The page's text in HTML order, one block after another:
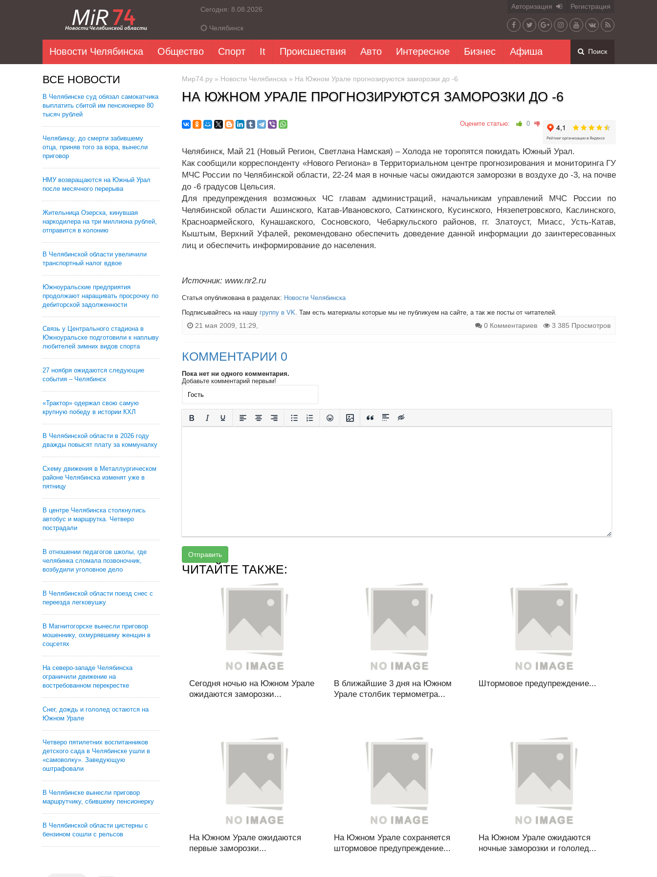
Сегодня: 8.08.2026
Челябинск
Авторизация Регистрация
Новости Челябинска Общество Спорт It Происшествия Авто Интересное Бизнес Афиша Поиск
ВСЕ НОВОСТИ
В Челябинске суд обязал самокатчика
выплатить сбитой им пенсионерке 80
тысяч рублей
Челябинцу, до смерти забившему
отца, приняв того за вора, вынесли
приговор
НМУ возвращаются на Южный Урал
после месячного перерыва
Жительница Озерска, кинувшая
наркодилера на три миллиона рублей,
отправится в колонию
В Челябинской области увеличили
транспортный налог вдвое
Южноуральские предприятия
продолжают наращивать просрочку по
дебиторской задолженности
Связь у Центрального стадиона в
Южноуральске подготовили к наплыву
любителей зимних видов спорта
27 ноября ожидаются следующие
события – Челябинск
«Трактор» одержал свою самую
крупную победу в истории КХЛ
В Челябинской области в 2026 году
дважды повысят плату за коммуналку
Схему движения в Металлургическом
районе Челябинска изменят уже в
пятницу
В центре Челябинска столкнулись
автобус и маршрутка. Четверо
пострадали
В отношении педагогов школы, где
челябинка сломала позвоночник,
возбудили уголовное дело
В Челябинской области поезд снес с
переезда легковушку
В Магнитогорске вынесли приговор
мошеннику, охмурявшему женщин в
соцсетях
На северо-западе Челябинска
ограничили движение на
востребованном перекрестке
Снег, дождь и гололед остаются на
Южном Урале
Четверо пятилетних воспитанников
детского сада в Челябинске ушли в
«самоволку». Заведующую
оштрафовали
В Челябинске вынесли приговор
маршрутчику, сбившему пенсионерку
В Челябинской области цистерны с
бензином сошли с рельсов
Мир74.ру » Новости Челябинска » На Южном Урале прогнозируются заморозки до -6
НА ЮЖНОМ УРАЛЕ ПРОГНОЗИРУЮТСЯ ЗАМОРОЗКИ ДО -6
Оцените статью: 0
Челябинск, Май 21 (Новый Регион, Светлана Намская) – Холода не торопятся покидать Южный Урал.
Как сообщили корреспонденту «Нового Региона» в Территориальном центре прогнозирования и мониторинга ГУ
МЧС России по Челябинской области, 22-24 мая в ночные часы ожидаются заморозки в воздухе до -3, на почве
до -6 градусов Цельсия.
Для предупреждения возможных ЧС главам администраций, начальникам управлений МЧС России по
Челябинской области Ашинского, Катав-Ивановского, Саткинского, Кусинского, Нязепетровского, Каслинского,
Красноармейского, Кунашакского, Сосновского, Чебаркульского районов, гг. Златоуст, Миасс, Усть-Катав,
Кыштым, Верхний Уфалей, рекомендовано обеспечить доведение данной информации до заинтересованных
лиц и обеспечить информирование до населения.
Источник: www.nr2.ru
Статья опубликована в разделах: Новости Челябинска
Подписывайтесь на нашу группу в VK. Там есть материалы которые мы не публикуем на сайте, а так же посты от читателей.
21 мая 2009, 11:29, 0 Комментариев 3 385 Просмотров
КОММЕНТАРИИ 0
Пока нет ни одного комментария.
Добавьте комментарий первым!
Отправить
ЧИТАЙТЕ ТАКЖЕ:
Сегодня ночью на Южном Урале
ожидаются заморозки...
В ближайшие 3 дня на Южном
Урале столбик термометра...
Штормовое предупреждение...
На Южном Урале ожидаются
первые заморозки...
На Южном Урале сохраняется
штормовое предупреждение...
На Южном Урале ожидаются
ночные заморозки и гололед...